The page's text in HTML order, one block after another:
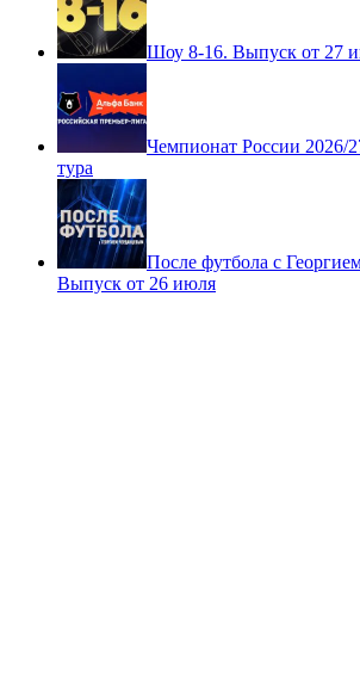
Шоу 8-16. Выпуск от 27
Чемпионат России 2026/
тура
После футбола с
Выпуск от 26 июля